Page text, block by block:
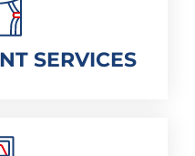
SERVICES